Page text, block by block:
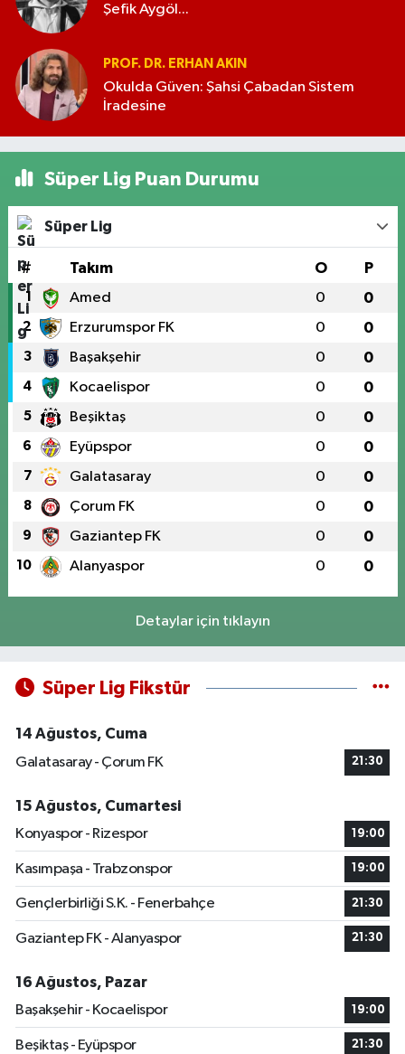
Şefik Aygöl...
PROF. DR. ERHAN AKIN
Okulda Güven: Şahsi Çabadan Sistem
İradesine
Süper Lig Puan Durumu
Süper Lig
# Takım O P
1 Amed 0 0
2 Erzurumspor FK 0 0
3 Başakşehir 0 0
4 Kocaelispor 0 0
5 Beşiktaş 0 0
6 Eyüpspor 0 0
7 Galatasaray 0 0
8 Çorum FK 0 0
9 Gaziantep FK 0 0
10 Alanyaspor 0 0
Detaylar için tıklayın
Süper Lig Fikstür
14 Ağustos, Cuma
Galatasaray - Çorum FK
21:30
15 Ağustos, Cumartesi
Konyaspor - Rizespor
19:00
Kasımpaşa - Trabzonspor 19:00
Gençlerbirliği S.K. - Fenerbahçe 21:30
Gaziantep FK - Alanyaspor 21:30
16 Ağustos, Pazar
Başakşehir - Kocaelispor
19:00
Beşiktaş - Eyüpspor 21:30